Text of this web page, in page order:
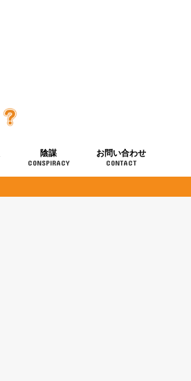
陰謀
CONSPIRACY
お問い合わせ
CONTACT